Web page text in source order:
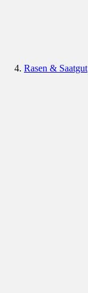
Rasen & Saatgut